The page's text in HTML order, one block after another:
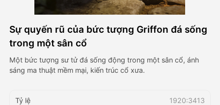
Thư viện
Blog
Sự quyến rũ của bức tượng Griffon đá sống
trong một sân cổ
Một bức tượng sư tử đá sống động trong một sân cổ, ánh
sáng ma thuật mềm mại, kiến trúc cổ xưa.
Tỷ lệ
1920:3413